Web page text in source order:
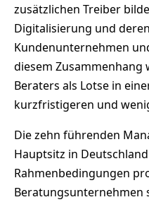
zusätzlichen Treiber
Digitalisierung und
Kundenunternehmen
diesem Zusammenhang
Beraters als Lotse in
kurzfristigeren und
Die zehn führenden
Hauptsitz in
Rahmenbedingungen
Beratungsunternehmen